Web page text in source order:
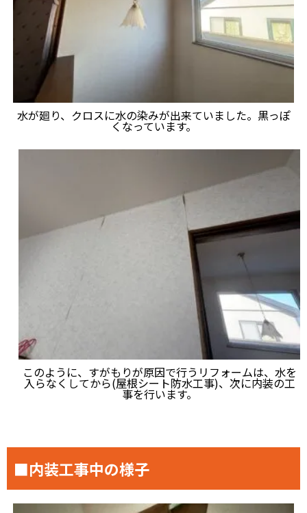
水が廻り、クロスに水の染みが出来ていました。黒っぽ
くなっています。
このように、すがもりが原因で行うリフォームは、水を
入らなくしてから(屋根シート防水工事)、次に内装の工
事を行います。
■内装工事中の様子